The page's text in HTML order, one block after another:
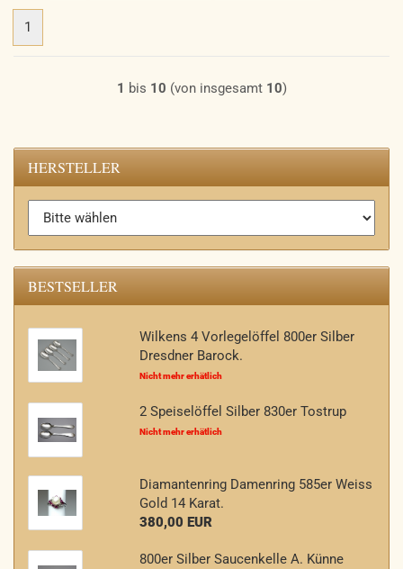
1
1 bis 10 (von insgesamt 10)
HERSTELLER
BESTSELLER
Wilkens 4 Vorlegelöffel 800er Silber
Dresdner Barock.
Nicht mehr erhätlich
2 Speiselöffel Silber 830er Tostrup
Nicht mehr erhätlich
Diamantenring Damenring 585er Weiss
Gold 14 Karat.
380,00 EUR
800er Silber Saucenkelle A. Künne